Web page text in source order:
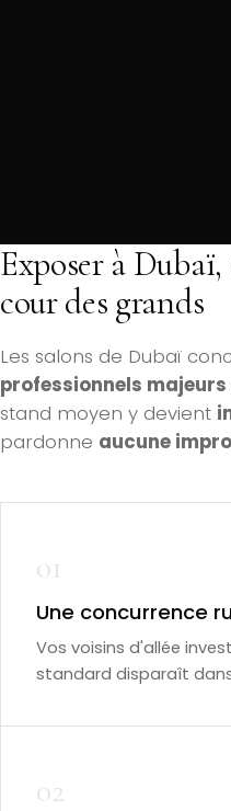
Exposer à
cour des grands
Les salons de Dubaï
professionnels majeurs
stand moyen y devient
pardonne aucune
01
Une concurrence
Vos voisins d'allée
standard disparaît
02